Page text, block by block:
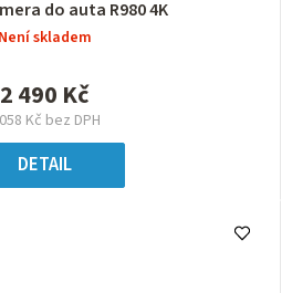
do auta R980 4K
Není skladem
Kč bez DPH
2 490 Kč
DETAIL